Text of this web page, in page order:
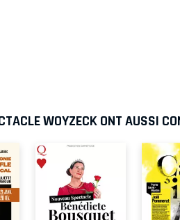
WOYZECK ONT AUSSI